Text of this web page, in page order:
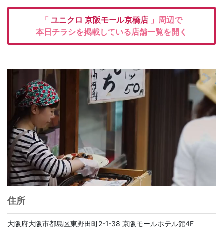
「 ユニクロ 京阪モール京橋店 」周辺で
本日チラシを掲載している店舗一覧を開く
住所
大阪府大阪市都島区東野田町2-1-38 京阪モールホテル館4F